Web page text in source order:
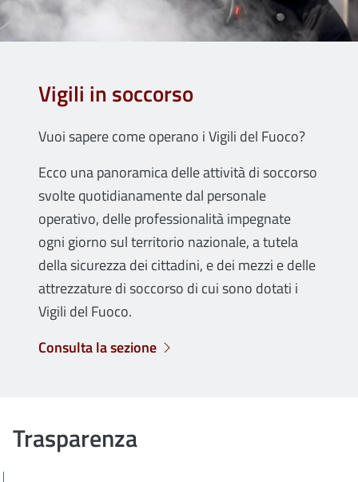
Vigili in soccorso
Vuoi sapere come operano i Vigili del Fuoco?
Ecco una panoramica delle attività di soccorso
svolte quotidianamente dal personale
operativo, delle professionalità impegnate
ogni giorno sul territorio nazionale, a tutela
della sicurezza dei cittadini, e dei mezzi e delle
attrezzature di soccorso di cui sono dotati i
Vigili del Fuoco.
Consulta la sezione
Trasparenza